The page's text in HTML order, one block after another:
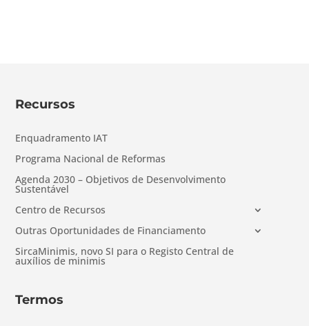
Recursos
Enquadramento IAT
Programa Nacional de Reformas
Agenda 2030 – Objetivos de Desenvolvimento
Sustentável
Centro de Recursos
Outras Oportunidades de Financiamento
SircaMinimis, novo SI para o Registo Central de
auxílios de minimis
Termos